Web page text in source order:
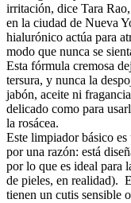
irritación, dice Tara
en la ciudad de Nueva
hialurónico actúa para
modo que nunca se
Esta fórmula cremosa
tersura, y nunca la
jabón, aceite ni
delicado como para
la rosácea.
Este limpiador básico
por una razón: está
por lo que es ideal para
de pieles, en realidad).
tienen un cutis sensible